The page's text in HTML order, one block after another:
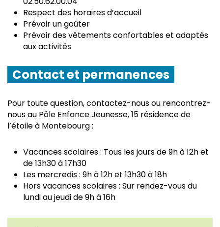
Respect des horaires d’accueil
Prévoir un goûter
Prévoir des vêtements confortables et adaptés
aux activités
Contact et permanences
Pour toute question, contactez-nous ou rencontrez-
nous au Pôle Enfance Jeunesse, 15 résidence de
l’étoile à Montebourg :
Vacances scolaires : Tous les jours de 9h à 12h et
de 13h30 à 17h30
Les mercredis : 9h à 12h et 13h30 à 18h
Hors vacances scolaires : Sur rendez-vous du
lundi au jeudi de 9h à 16h